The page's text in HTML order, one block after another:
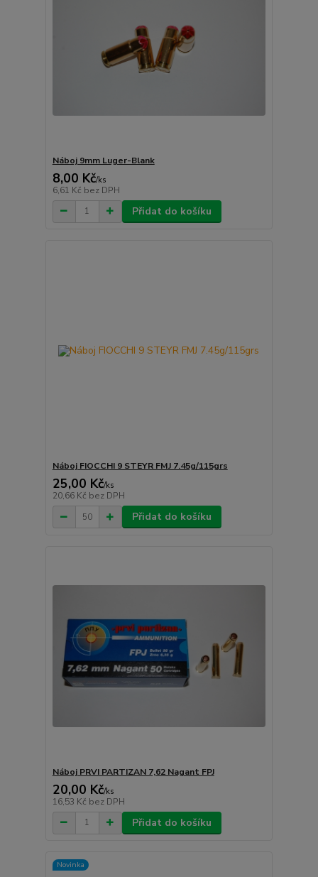
Náboj 9mm Luger-Blank
8,00 Kč/ks
6,61 Kč bez DPH
Přidat do košíku
Náboj FIOCCHI 9 STEYR FMJ 7.45g/115grs
25,00 Kč/ks
20,66 Kč bez DPH
Přidat do košíku
Náboj PRVI PARTIZAN 7,62 Nagant FPJ
20,00 Kč/ks
16,53 Kč bez DPH
Přidat do košíku
Novinka